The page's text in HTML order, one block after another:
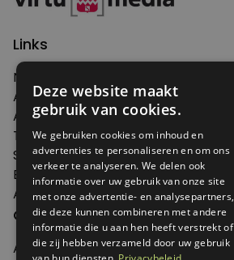
Links
Nieuws
Artikelen
Agenda
Thema's
Shop
Edities
Abonneren
Over Genoeg
Adverteren
Deze website maakt
gebruik van cookies.
We gebruiken cookies om inhoud en
advertenties te personaliseren en om ons
verkeer te analyseren. We delen ook
informatie over uw gebruik van onze site
met onze advertentie- en analysepartners,
die deze kunnen combineren met andere
informatie die u aan hen heeft verstrekt of
die zij hebben verzameld door uw gebruik